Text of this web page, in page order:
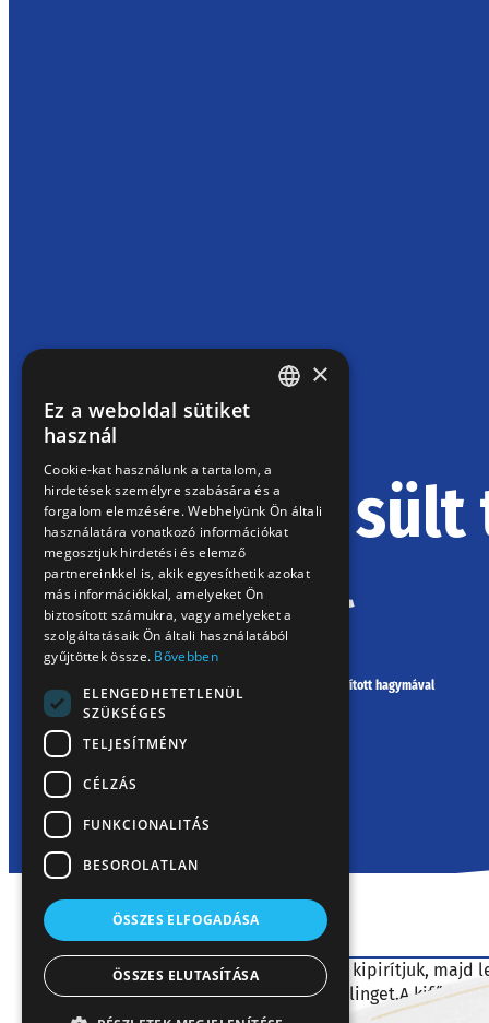
Juhtúróval
hagymával
Kezdőlap / Receptek /Juhtúróval sült tészta tejföllel pirított hagymával
30 perc
ELKÉSZÍTÉS
A szalonnát apró kockákra vágjuk, és kipirítjuk,
beleszórjuk a gorombára vágott snidlinget.A kifőtt,
tesszük, és sütőben megpirítjuk.
SK
RO
×
Ez a weboldal sütiket
használ
Cookie-kat használunk a tartalom, a
hirdetések személyre szabására és a
forgalom elemzésére. Webhelyünk Ön általi
használatára vonatkozó információkat
megosztjuk hirdetési és elemző
partnereinkkel is, akik egyesíthetik azokat
más információkkal, amelyeket Ön
biztosított számukra, vagy amelyeket a
szolgáltatásaik Ön általi használatából
gyűjtöttek össze. Bővebben
ELENGEDHETETLENÜL
SZÜKSÉGES
TELJESÍTMÉNY
CÉLZÁS
FUNKCIONALITÁS
BESOROLATLAN
ÖSSZES ELFOGADÁSA
ÖSSZES ELUTASÍTÁSA